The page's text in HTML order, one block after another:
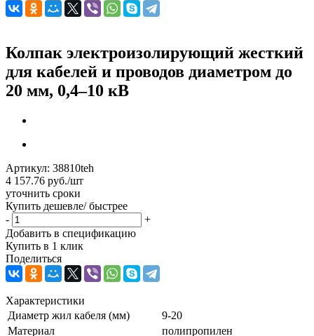
Колпак электроизолирующий жесткий
для кабелей и проводов диаметром до
20 мм, 0,4–10 кВ
Артикул: 38810teh
4 157.76 руб./шт
уточнить сроки
Купить дешевле/ быстрее
-
+
Добавить в спецификацию
Купить в 1 клик
Поделиться
Характеристики
Диаметр жил кабеля (мм)
9-20
Материал
полипропилен